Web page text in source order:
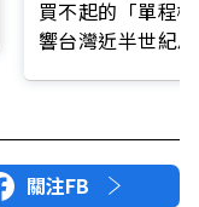
買不起的「單程
響台灣近半世紀
關注FB